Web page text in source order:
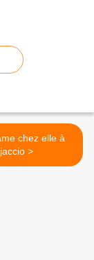
chez elle à
Ajaccio >